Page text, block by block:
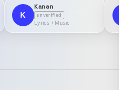
K
Kanan
unverified
Lyrics / Music